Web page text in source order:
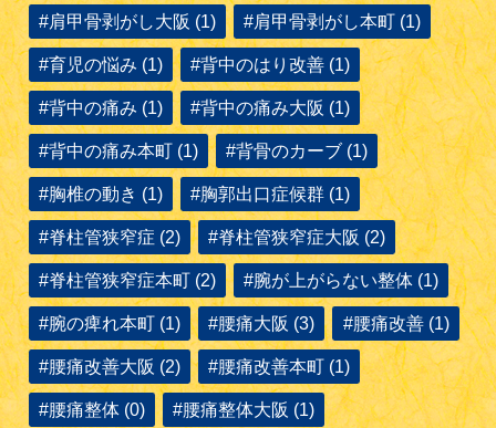
#肩甲骨剥がし大阪 (1) #肩甲骨剥がし本町 (1)
#育児の悩み (1) #背中のはり改善 (1)
#背中の痛み (1) #背中の痛み大阪 (1)
#背中の痛み本町 (1) #背骨のカーブ (1)
#胸椎の動き (1) #胸郭出口症候群 (1)
#脊柱管狭窄症 (2) #脊柱管狭窄症大阪 (2)
#脊柱管狭窄症本町 (2) #腕が上がらない整体 (1)
#腕の痺れ本町 (1) #腰痛大阪 (3) #腰痛改善 (1)
#腰痛改善大阪 (2) #腰痛改善本町 (1)
#腰痛整体 (0) #腰痛整体大阪 (1)